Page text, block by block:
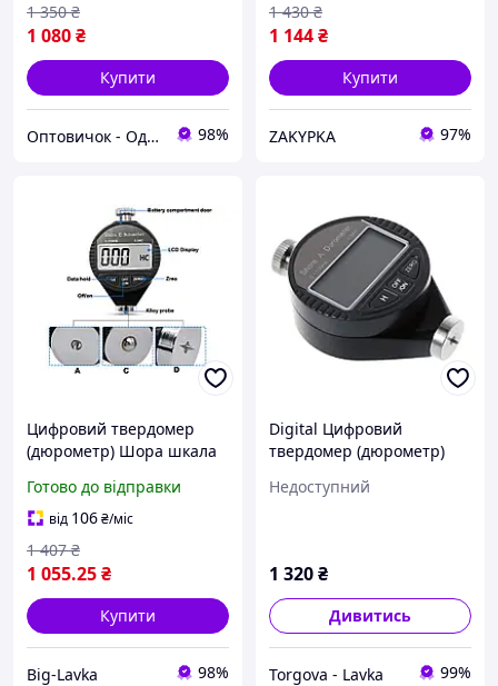
1 080₴
1 350 ₴
Купити
Оптовичок - Одеса 98%
1 144₴
1 430 ₴
Купити
ZAKYPKA 97%
Цифровий твердомер
(дюрометр) Шора шкала
Готово до відправки
від 106₴/міс
1 055.25₴
1 407 ₴
Купити
Big-Lavka 98%
Digital Цифровий
твердомер (дюрометр)
Недоступний
1 320₴
Дивитись
Torgova - Lavka 99%